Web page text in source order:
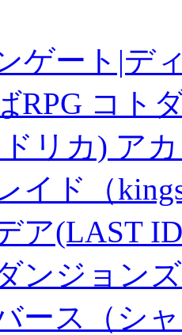
ゲート|デ
RPG コト
ドリカ) ア
イド（
ア(LAST
ンジョン
ース（シ